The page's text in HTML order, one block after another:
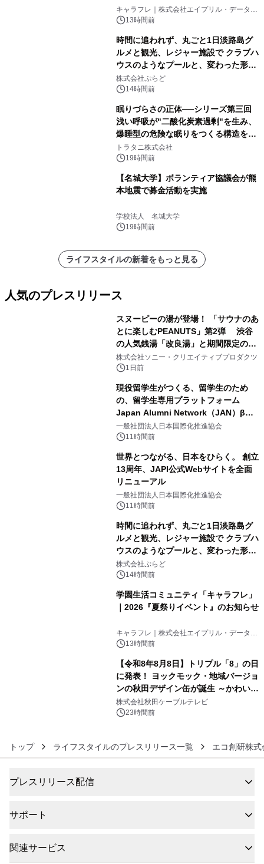
キャラフレ｜株式会社エイプリル・データ・
デザインズ
13時間前
時間に追われず、丸ごと1日淡路島グ
ルメと観光、レジャー施設で クラブハ
ウスのようなプールと、変わった形の
サウナも 「THE BOXY AWAJI」のお
得な素泊まり連泊プランで
株式会社ぷらど
14時間前
眠りづらさの正体──シリーズ第三回
浅い呼吸が"二酸化炭素過剰"を生み、
爆睡型の危険な眠りをつくる構造を解
説
トラタニ株式会社
19時間前
【名城大学】ボランティア協議会が熊
本地震で募金活動を実施
学校法人 名城大学
19時間前
ライフスタイルの新着をもっと見る
人気のプレスリリース
スヌーピーの湯が登場！ 「サウナのあ
とに楽しむPEANUTS」第2弾 渋谷
の人気銭湯「改良湯」と期間限定のコ
ラボレーション サウナイキタイコラ
ボグッズも発売決定！
株式会社ソニー・クリエイティブプロダクツ
1日前
現役留学生がつくる、留学生のため
の、留学生専用プラットフォーム
Japan Alumni Network（JAN）β版
をリリース
一般社団法人日本国際化推進協会
11時間前
世界とつながる、日本をひらく。 創立
13周年、JAPI公式Webサイトを全面
リニューアル
一般社団法人日本国際化推進協会
11時間前
時間に追われず、丸ごと1日淡路島グ
ルメと観光、レジャー施設で クラブハ
ウスのようなプールと、変わった形の
サウナも 「THE BOXY AWAJI」のお
得な素泊まり連泊プランで
株式会社ぷらど
14時間前
学園生活コミュニティ「キャラフレ」
｜2026『夏祭りイベント』のお知らせ
キャラフレ｜株式会社エイプリル・データ・
デザインズ
13時間前
【令和8年8月8日】トリプル「8」の日
に発表！ ヨックモック・地域バージョ
ンの秋田デザイン缶が誕生 ～かわいい
秋田犬の子犬と秋田の四季と名所を巡
るパッケージ～ 9月1日(火)秋田県内で
株式会社秋田ケーブルテレビ
23時間前
トップ ライフスタイルのプレスリリース一覧 エコ創研株式
プレスリリース配信
サポート
関連サービス